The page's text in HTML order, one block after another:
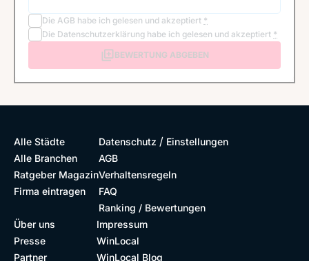
Die AGB habe ich gelesen und akzeptiert *
Die Datenschutzerklärung habe ich gelesen und akzeptiert *
BEWERTUNG ABGEBEN
Alle Städte
Alle Branchen
Ratgeber Magazin
Firma eintragen
Datenschutz / Einstellungen
AGB
Verhaltensregeln
FAQ
Ranking / Bewertungen
Über uns
Presse
Partner
Impressum
WinLocal
WinLocal Blog